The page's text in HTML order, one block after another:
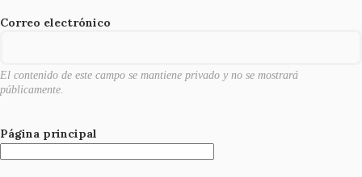
o
Correo electrónico
El contenido de este campo se mantiene privado y no se mostrará
públicamente.
Página principal